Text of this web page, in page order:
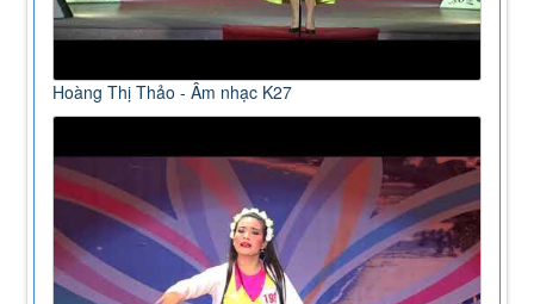
Hoàng Thị Thảo - Âm nhạc K27